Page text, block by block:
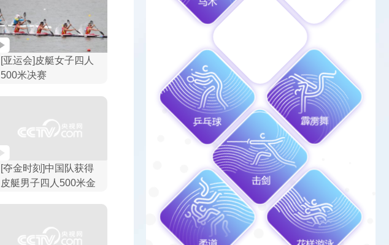
[亚运会]皮艇女子四人
500米决赛
[夺金时刻]中国队获得
皮艇男子四人500米金